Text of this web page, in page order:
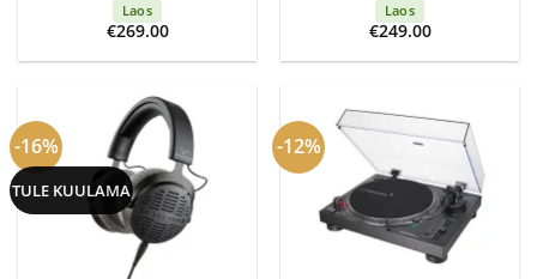
Laos
€269.00
Laos
€249.00
-16%
TULE KUULAMA
-12%